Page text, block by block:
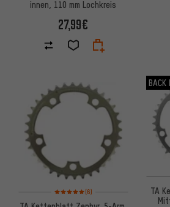
innen, 110 mm Lochkreis
27,99€
Bewertungen: 5 von 5 basierend auf
(6)
BACK
TA